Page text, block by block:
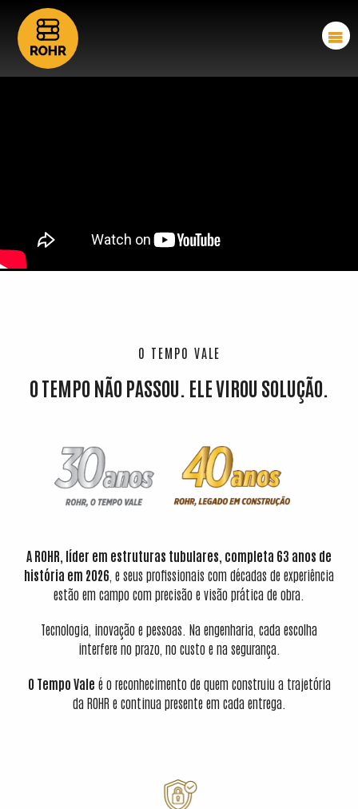
O TEMPO VALE
O TEMPO NÃO PASSOU. ELE VIROU SOLUÇÃO.
A ROHR, líder em estruturas tubulares, completa 63 anos de
história em 2026 , e seus profissionais com décadas de experiência
estão em campo com precisão e visão prática de obra.
Tecnologia, inovação e pessoas. Na engenharia, cada escolha
interfere no prazo, no custo e na segurança.
O Tempo Vale é o reconhecimento de quem construiu a trajetória
da ROHR e continua presente em cada entrega.